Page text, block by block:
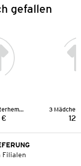
gefallen
3 Mädchen Unterhemden
€
Filialen